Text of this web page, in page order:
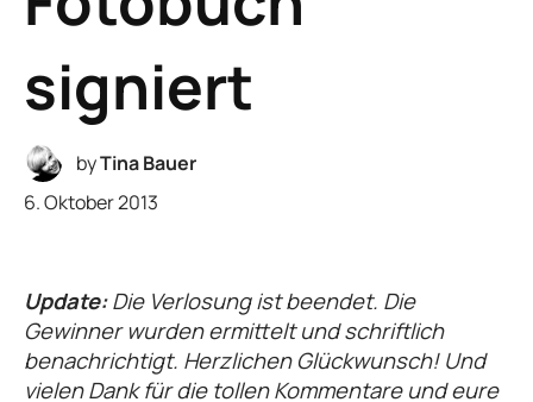
signiert
byTina Bauer
6. Oktober 2013
Update:Die Verlosung ist beendet. Die
Gewinner wurden ermittelt und schriftlich
benachrichtigt. Herzlichen Glückwunsch! Und
vielen Dank für die tollen Kommentare und eure